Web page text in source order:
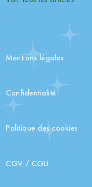
Mentions légales
Confidentialité
Politique des cookies
CGV / CGU